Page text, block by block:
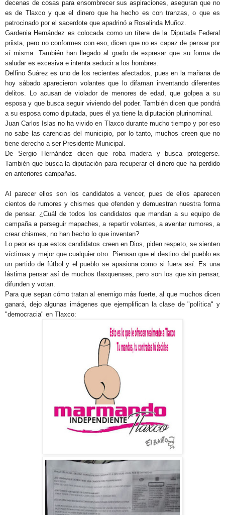
decenas de cosas para ensombrecer sus aspiraciones, aseguran que no
es de Tlaxco y que el dinero que ha hecho es con tranzas, o que es
patrocinado por el sacerdote que apadrinó a Rosalinda Muñoz.
Gardenia Hernández es colocada como un títere de la Diputada Federal
priista, pero no conformes con eso, dicen que no es capaz de pensar por
sí misma. También han llegado al grado de expresar que su forma de
saludar es excesiva e intenta seducir a los hombres.
Delfino Suárez es uno de los recientes afectados, pues en la mañana de
hoy sábado aparecieron volantes que lo difaman inventando diferentes
delitos. Lo acusan de violador de menores de edad, que golpea a su
esposa y que busca seguir viviendo del poder. También dicen que pondrá
a su esposa como diputada, pues él ya tiene la diputación plurinominal.
Juan Carlos Islas no ha vivido en Tlaxco durante mucho tiempo y por eso
no sabe las carencias del municipio, por lo tanto, muchos creen que no
tiene derecho a ser Presidente Municipal.
De Sergio Hernández dicen que roba madera y busca protegerse.
También que busca la diputación para recuperar el dinero que ha perdido
en anteriores campañas.
Al parecer ellos son los candidatos a vencer, pues de ellos aparecen
cientos de rumores y chismes que ofenden y demuestran nuestra forma
de pensar. ¿Cuál de todos los candidatos que mandan a su equipo de
campaña a perseguir mapaches, a repartir volantes, a aventar rumores, a
crear chismes, no han hecho lo que inventan?
Lo peor es que estos candidatos creen en Dios, piden respeto, se sienten
víctimas y mejor que cualquier otro. Piensan que el destino del pueblo es
un partido de fútbol y el pueblo se apasiona como si fuera así. Es una
lástima pensar así de muchos tlaxquenses, pero son los que sin pensar,
difunden y votan.
Para que sepan cómo tratan al enemigo más fuerte, al que muchos dicen
ganará, dejo algunas imágenes que ejemplifican la clase de "política" y
"democracia" en Tlaxco: